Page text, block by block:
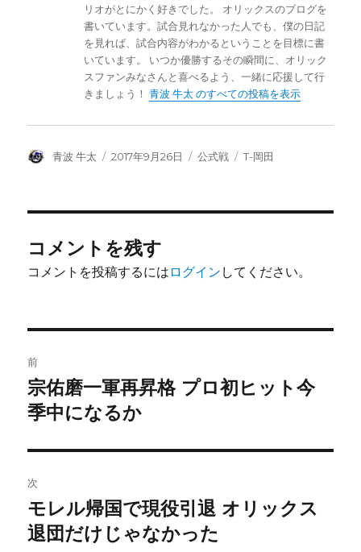
リオがとにかく好きでした。 オリックスのブログを
書いています。試合見れなかった人でも、僕の日記
を見れば、試合内容がわかるということを目標に書
いています。 いつか優勝するその瞬間に、オリック
スファンみなさんと喜べるよう、一緒に応援して行
きましょう！青波 牛太 のすべての投稿を表示
投
青波 牛太
投
2017年9月26日
カ
公式戦
タ
T-岡田
コメントを残す
コメントを投稿するには ログイン してください。
稿
ナ
ビ
ゲ
ー
前
前
の
稿:
宗佑磨一軍再昇格 プロ初ヒット今
季中になるか
次
次
の
モレル帰国で現役引退 オリックス
退団だけじゃなかった